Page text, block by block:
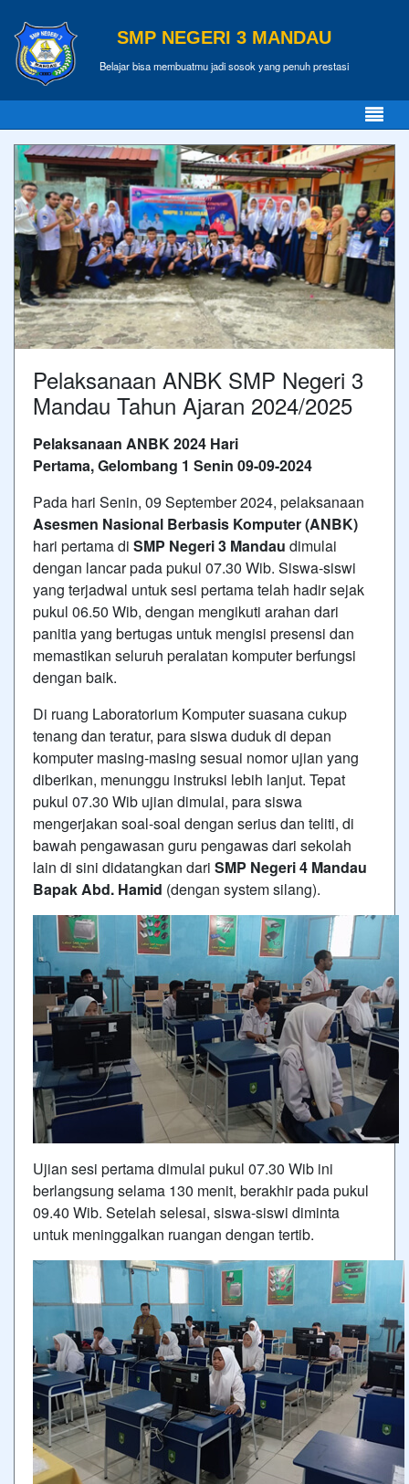
SMP NEGERI 3 MANDAU
Belajar bisa membuatmu jadi sosok yang penuh prestasi
Pelaksanaan ANBK SMP Negeri 3
Mandau Tahun Ajaran 2024/2025
Pelaksanaan ANBK 2024 Hari
Pertama, Gelombang 1 Senin 09-09-2024
Pada hari Senin, 09 September 2024, pelaksanaan
Asesmen Nasional Berbasis Komputer (ANBK)
hari pertama di SMP Negeri 3 Mandau dimulai
dengan lancar pada pukul 07.30 Wib. Siswa-siswi
yang terjadwal untuk sesi pertama telah hadir sejak
pukul 06.50 Wib, dengan mengikuti arahan dari
panitia yang bertugas untuk mengisi presensi dan
memastikan seluruh peralatan komputer berfungsi
dengan baik.
Di ruang Laboratorium Komputer suasana cukup
tenang dan teratur, para siswa duduk di depan
komputer masing-masing sesuai nomor ujian yang
diberikan, menunggu instruksi lebih lanjut. Tepat
pukul 07.30 Wib ujian dimulai, para siswa
mengerjakan soal-soal dengan serius dan teliti, di
bawah pengawasan guru pengawas dari sekolah
lain di sini didatangkan dari SMP Negeri 4 Mandau
Bapak Abd. Hamid (dengan system silang).
Ujian sesi pertama dimulai pukul 07.30 Wib ini
berlangsung selama 130 menit, berakhir pada pukul
09.40 Wib. Setelah selesai, siswa-siswi diminta
untuk meninggalkan ruangan dengan tertib.